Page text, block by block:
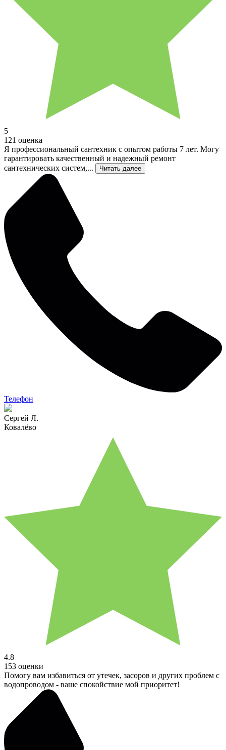
5
121 оценка
Я профессиональный сантехник с опытом работы 7 лет. Могу
гарантировать качественный и надежный ремонт
сантехнических систем,...
Читать далее
Телефон
Сергей Л.
Ковалёво
4.8
153 оценки
Помогу вам избавиться от утечек, засоров и других проблем с
водопроводом - ваше спокойствие мой приоритет!